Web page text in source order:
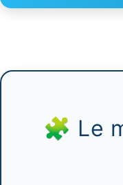
🧩 Le